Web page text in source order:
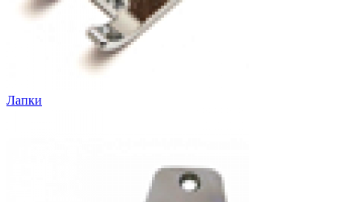
Лапки